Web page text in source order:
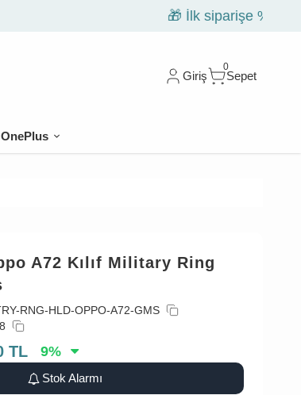
Giriş
0
Sepet
OnePlus
A72 Kılıf Military Ring
RNG-HLD-OPPO-A72-GMS
TL 9%
Stok Alarmı